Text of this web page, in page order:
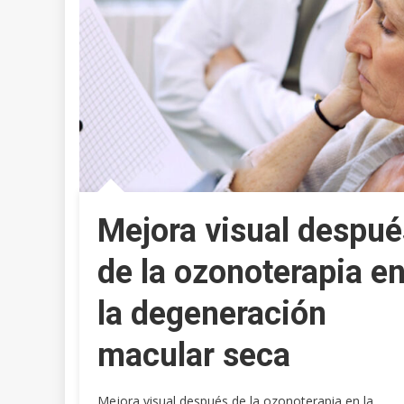
Mejora visual
de la ozonoterapia
la degeneración
macular seca